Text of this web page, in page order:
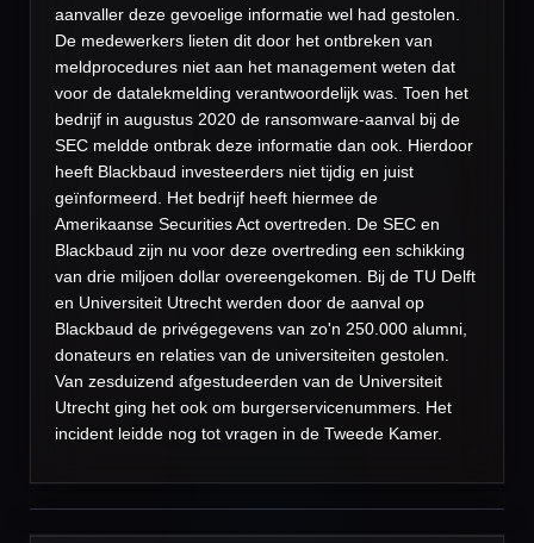
aanvaller deze gevoelige informatie wel had gestolen.
De medewerkers lieten dit door het ontbreken van
meldprocedures niet aan het management weten dat
voor de datalekmelding verantwoordelijk was. Toen het
bedrijf in augustus 2020 de ransomware-aanval bij de
SEC meldde ontbrak deze informatie dan ook. Hierdoor
heeft Blackbaud investeerders niet tijdig en juist
geïnformeerd. Het bedrijf heeft hiermee de
Amerikaanse Securities Act overtreden. De SEC en
Blackbaud zijn nu voor deze overtreding een schikking
van drie miljoen dollar overeengekomen. Bij de TU Delft
en Universiteit Utrecht werden door de aanval op
Blackbaud de privégegevens van zo'n 250.000 alumni,
donateurs en relaties van de universiteiten gestolen.
Van zesduizend afgestudeerden van de Universiteit
Utrecht ging het ook om burgerservicenummers. Het
incident leidde nog tot vragen in de Tweede Kamer.